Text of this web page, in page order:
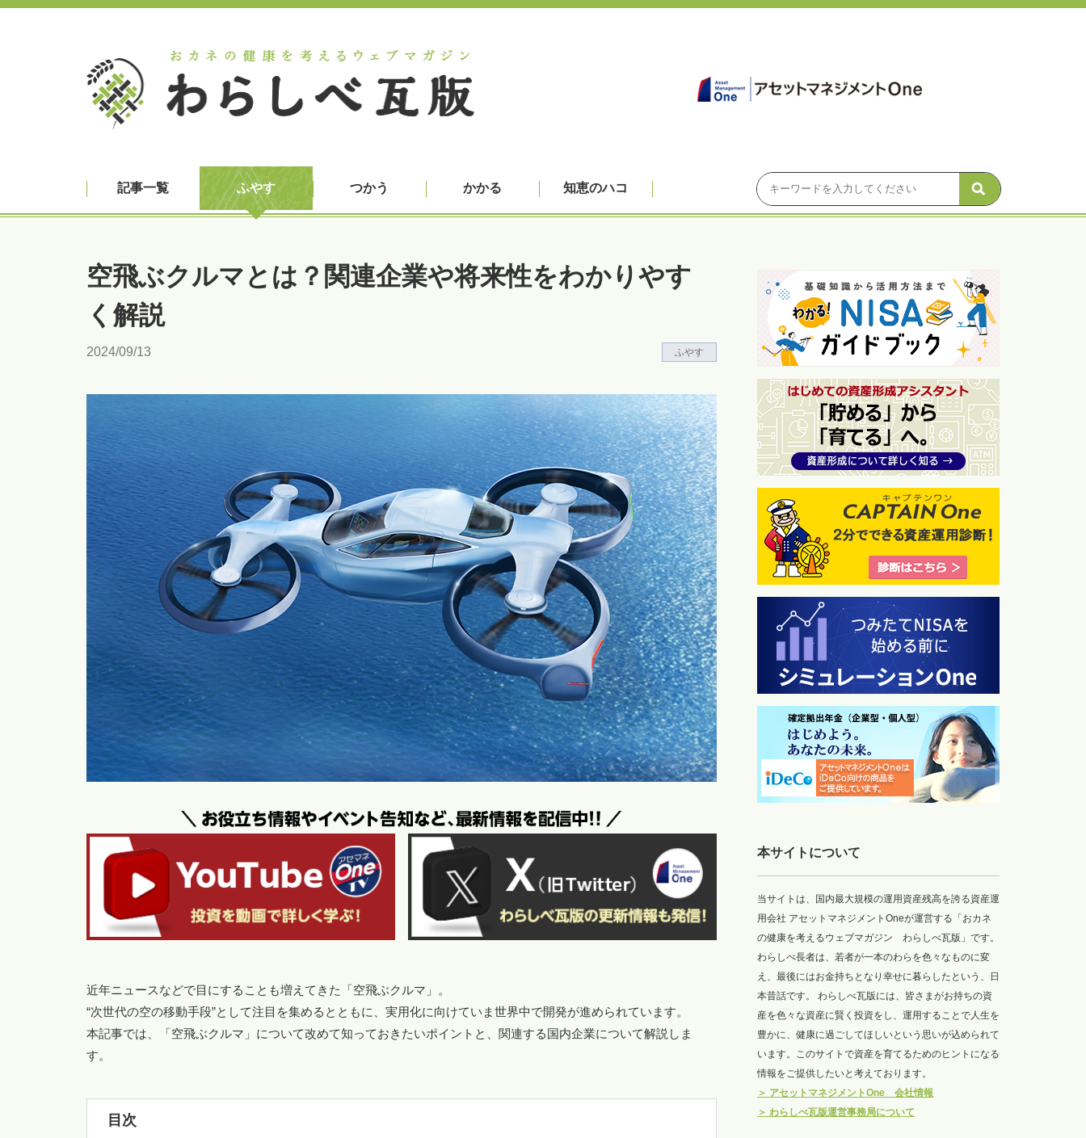
記事一覧 ふやす つかう かかる 知恵のハコ
空飛ぶクルマとは？関連企業や将来性をわかりやす
く解説
2024/09/13 ふやす
近年ニュースなどで目にすることも増えてきた「空飛ぶクルマ」。
“次世代の空の移動手段”として注目を集めるとともに、実用化に向けていま世界中で開発が進められています。
本記事では、「空飛ぶクルマ」について改めて知っておきたいポイントと、関連する国内企業について解説しま
す。
目次
本サイトについて
当サイトは、国内最大規模の運用資産残高を誇る資産運
用会社 アセットマネジメントOneが運営する「おカネ
の健康を考えるウェブマガジン わらしべ瓦版」です。
わらしべ長者は、若者が一本のわらを色々なものに変
え、最後にはお金持ちとなり幸せに暮らしたという、日
本昔話です。 わらしべ瓦版には、皆さまがお持ちの資
産を色々な資産に賢く投資をし、運用することで人生を
豊かに、健康に過ごしてほしいという思いが込められて
います。このサイトで資産を育てるためのヒントになる
情報をご提供したいと考えております。
＞ アセットマネジメントOne 会社情報
＞ わらしべ瓦版運営事務局について